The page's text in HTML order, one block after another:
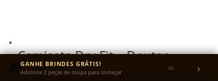
Camiseta Dry Fit – Doutor
Sócrates
🎁GANHE BRINDES GRÁTIS!
Adicione 2 peças de roupa para começar 0% ›